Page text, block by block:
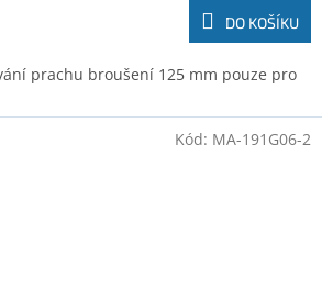
DO KOŠÍKU
prachu broušení 125 mm pouze pro
Kód: MA-191G06-2